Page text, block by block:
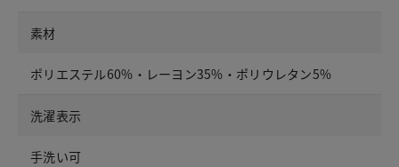
素材
ポリエステル60%・レーヨン35%・ポリウレタン5%
洗濯表示
手洗い可